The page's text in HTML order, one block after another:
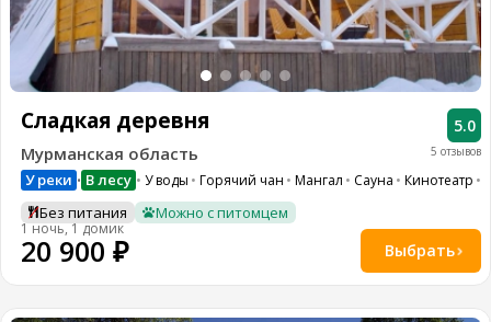
5 отзывов
5.0
Сладкая деревня
Мурманская область
У реки • В лесу У воды Горячий чан Мангал Сауна Кинотеатр
Без питания Можно с питомцем
1 ночь, 1 домик
20 900 ₽ Выбрать